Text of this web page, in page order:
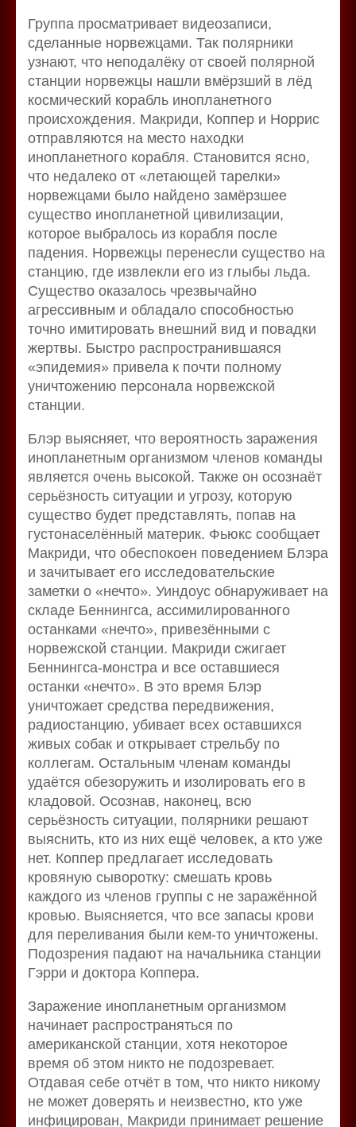
Группа просматривает видеозаписи,
сделанные норвежцами. Так полярники
узнают, что неподалёку от своей полярной
станции норвежцы нашли вмёрзший в лёд
космический корабль инопланетного
происхождения. Макриди, Коппер и Норрис
отправляются на место находки
инопланетного корабля. Становится ясно,
что недалеко от «летающей тарелки»
норвежцами было найдено замёрзшее
существо инопланетной цивилизации,
которое выбралось из корабля после
падения. Норвежцы перенесли существо на
станцию, где извлекли его из глыбы льда.
Существо оказалось чрезвычайно
агрессивным и обладало способностью
точно имитировать внешний вид и повадки
жертвы. Быстро распространившаяся
«эпидемия» привела к почти полному
уничтожению персонала норвежской
станции.
Блэр выясняет, что вероятность заражения
инопланетным организмом членов команды
является очень высокой. Также он осознаёт
серьёзность ситуации и угрозу, которую
существо будет представлять, попав на
густонаселённый материк. Фьюкс сообщает
Макриди, что обеспокоен поведением Блэра
и зачитывает его исследовательские
заметки о «нечто». Уиндоус обнаруживает на
складе Беннингса, ассимилированного
останками «нечто», привезёнными с
норвежской станции. Макриди сжигает
Беннингса-монстра и все оставшиеся
останки «нечто». В это время Блэр
уничтожает средства передвижения,
радиостанцию, убивает всех оставшихся
живых собак и открывает стрельбу по
коллегам. Остальным членам команды
удаётся обезоружить и изолировать его в
кладовой. Осознав, наконец, всю
серьёзность ситуации, полярники решают
выяснить, кто из них ещё человек, а кто уже
нет. Коппер предлагает исследовать
кровяную сыворотку: смешать кровь
каждого из членов группы с не заражённой
кровью. Выясняется, что все запасы крови
для переливания были кем-то уничтожены.
Подозрения падают на начальника станции
Гэрри и доктора Коппера.
Заражение инопланетным организмом
начинает распространяться по
американской станции, хотя некоторое
время об этом никто не подозревает.
Отдавая себе отчёт в том, что никто никому
не может доверять и неизвестно, кто уже
инфицирован, Макриди принимает решение